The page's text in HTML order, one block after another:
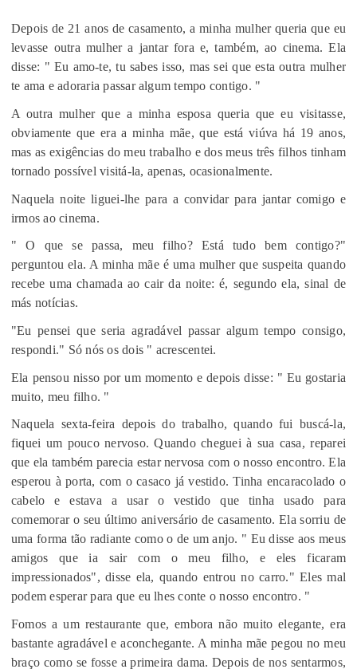
Depois de 21 anos de casamento, a minha mulher queria que eu
levasse outra mulher a jantar fora e, também, ao cinema. Ela
disse: " Eu amo-te, tu sabes isso, mas sei que esta outra mulher
te ama e adoraria passar algum tempo contigo. "
A outra mulher que a minha esposa queria que eu visitasse,
obviamente que era a minha mãe, que está viúva há 19 anos,
mas as exigências do meu trabalho e dos meus três filhos tinham
tornado possível visitá-la, apenas, ocasionalmente.
Naquela noite liguei-lhe para a convidar para jantar comigo e
irmos ao cinema.
" O que se passa, meu filho? Está tudo bem contigo?"
perguntou ela. A minha mãe é uma mulher que suspeita quando
recebe uma chamada ao cair da noite: é, segundo ela, sinal de
más notícias.
"Eu pensei que seria agradável passar algum tempo consigo,
respondi." Só nós os dois " acrescentei.
Ela pensou nisso por um momento e depois disse: " Eu gostaria
muito, meu filho. "
Naquela sexta-feira depois do trabalho, quando fui buscá-la,
fiquei um pouco nervoso. Quando cheguei à sua casa, reparei
que ela também parecia estar nervosa com o nosso encontro. Ela
esperou à porta, com o casaco já vestido. Tinha encaracolado o
cabelo e estava a usar o vestido que tinha usado para
comemorar o seu último aniversário de casamento. Ela sorriu de
uma forma tão radiante como o de um anjo. " Eu disse aos meus
amigos que ia sair com o meu filho, e eles ficaram
impressionados", disse ela, quando entrou no carro." Eles mal
podem esperar para que eu lhes conte o nosso encontro. "
Fomos a um restaurante que, embora não muito elegante, era
bastante agradável e aconchegante. A minha mãe pegou no meu
braço como se fosse a primeira dama. Depois de nos sentarmos,